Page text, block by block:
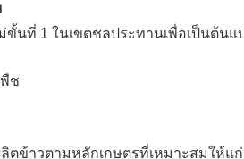
นที่ 1 ในเขตชลประทานเพื่อเป็นต้น
ช
ตข้าวตามหลักเกษตรที่เหมาะสมให้แ